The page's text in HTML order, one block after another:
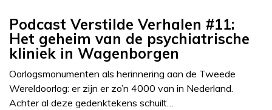
Podcast Verstilde Verhalen #11:
Het geheim van de psychiatrische
kliniek in Wagenborgen
Oorlogsmonumenten als herinnering aan de Tweede
Wereldoorlog: er zijn er zo’n 4000 van in Nederland.
Achter al deze gedenktekens schuilt…